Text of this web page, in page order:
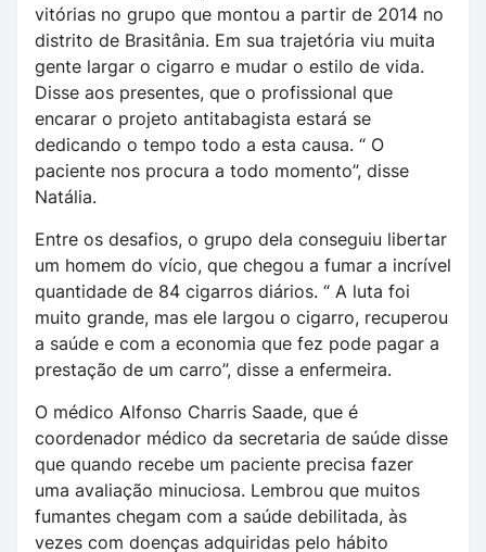
vitórias no grupo que montou a partir de 2014 no
distrito de Brasitânia. Em sua trajetória viu muita
gente largar o cigarro e mudar o estilo de vida.
Disse aos presentes, que o profissional que
encarar o projeto antitabagista estará se
dedicando o tempo todo a esta causa. “ O
paciente nos procura a todo momento”, disse
Natália.
Entre os desafios, o grupo dela conseguiu libertar
um homem do vício, que chegou a fumar a incrível
quantidade de 84 cigarros diários. “ A luta foi
muito grande, mas ele largou o cigarro, recuperou
a saúde e com a economia que fez pode pagar a
prestação de um carro”, disse a enfermeira.
O médico Alfonso Charris Saade, que é
coordenador médico da secretaria de saúde disse
que quando recebe um paciente precisa fazer
uma avaliação minuciosa. Lembrou que muitos
fumantes chegam com a saúde debilitada, às
vezes com doenças adquiridas pelo hábito